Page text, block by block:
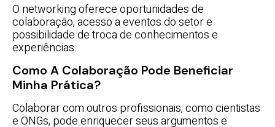
O networking oferece oportunidades de
colaboração, acesso a eventos do setor e
possibilidade de troca de conhecimentos e
experiências.
Como A Colaboração Pode Beneficiar
Minha Prática?
Colaborar com outros profissionais, como cientistas
e ONGs, pode enriquecer seus argumentos e